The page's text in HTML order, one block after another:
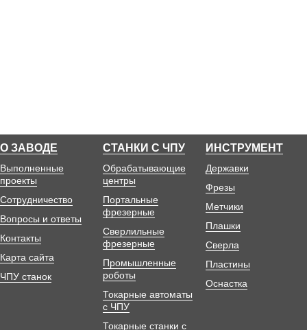
О ЗАВОДЕ
Выполненные
проекты
Сотрудничество
Вопросы и ответы
Контакты
Карта сайта
ЧПУ станок
СТАНКИ С ЧПУ
Обрабатывающие
центры
Портальные
фрезерные
Сверлильные
фрезерные
Промышленные
роботы
Токарные автоматы
с ЧПУ
Токарные станки с
ИНСТРУМЕНТ
Державки
Фрезы
Метчики
Плашки
Сверла
Пластины
Оснастка